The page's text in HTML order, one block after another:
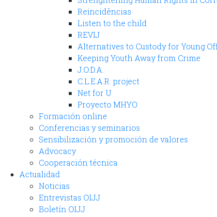
Reincidências
Listen to the child
REVIJ
Alternatives to Custody for Young
Keeping Youth Away from Crime
J.O.D.A.
C.L.E.A.R. project
Net for U
Proyecto MHYO
Formación online
Conferencias y seminarios
Sensibilización y promoción de valores
Advocacy
Cooperación técnica
Actualidad
Noticias
Entrevistas OIJJ
Boletín OIJJ